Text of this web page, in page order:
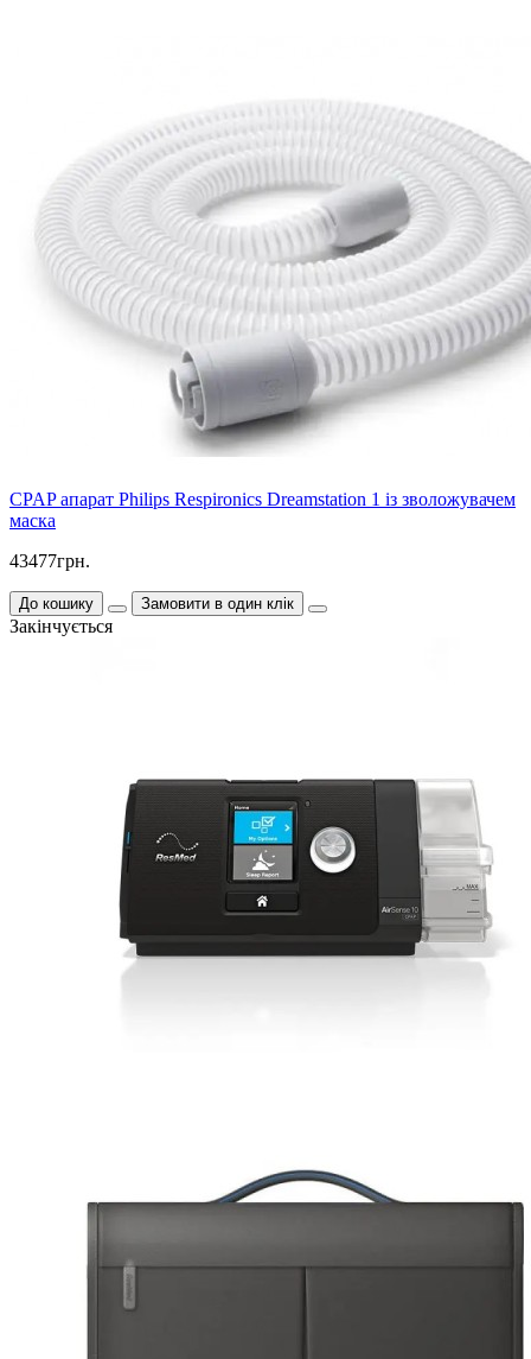
CPAP апарат Philips Respironics Dreamstation 1 із зволожувачем
маска
43477грн.
До кошику Замовити в один клік
Закінчується